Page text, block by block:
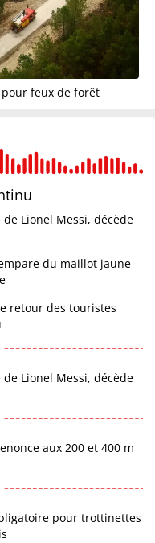
pour feux de forêt
de Lionel Messi, décède
du maillot jaune
retour des touristes
de Lionel Messi, décède
aux 200 et 400 m
pour trottinettes